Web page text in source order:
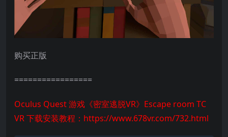
购买正版
=================
Oculus Quest 游戏《密室逃脱VR》Escape room TC
VR 下载安装教程： https://www.678vr.com/732.html